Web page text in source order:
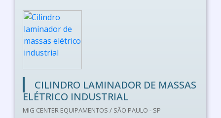
CILINDRO LAMINADOR DE MASSAS
ELÉTRICO INDUSTRIAL
MIG CENTER EQUIPAMENTOS / SÃO PAULO - SP